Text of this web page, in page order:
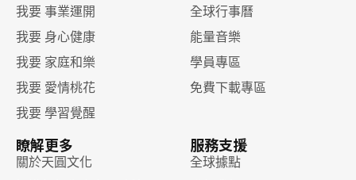
我要 事業運開
我要 身心健康
我要 家庭和樂
我要 愛情桃花
我要 學習覺醒
全球行事曆
能量音樂
學員專區
免費下載專區
瞭解更多
關於天圓文化
服務支援
全球據點